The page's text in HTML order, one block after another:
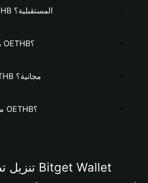
ما إمكانات OETHB المستقبلية؟
هل سيرتفع سعر OETHB؟
هل محفظة OETHB مجانية؟
ما هي قيمة عملة OETHB؟
تنزيل تطبيق محفظة Bitget Wallet